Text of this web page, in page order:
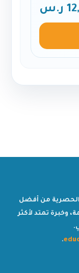
ر.س
من أفضل
وخبرة تمتد لأكثر
.